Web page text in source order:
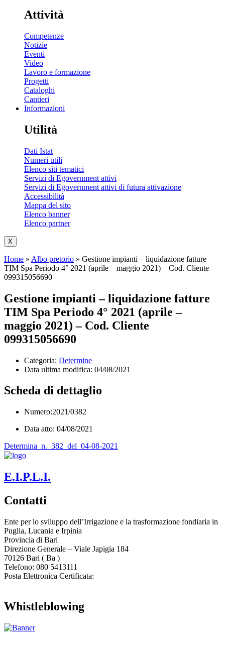
Attività
Competenze
Notizie
Eventi
Video
Lavoro e formazione
Progetti
Cataloghi
Cantieri
Informazioni
Utilità
Dati Istat
Numeri utili
Elenco siti tematici
Servizi di Egovernment attivi
Servizi di Egovernment attivi di futura attivazione
Accessibilità
Mappa del sito
Elenco banner
Elenco partner
X
Home » Albo pretorio » Gestione impianti – liquidazione fatture
TIM Spa Periodo 4° 2021 (aprile – maggio 2021) – Cod. Cliente
099315056690
Gestione impianti – liquidazione fatture
TIM Spa Periodo 4° 2021 (aprile –
maggio 2021) – Cod. Cliente
099315056690
Categoria: Determine
Data ultima modifica: 04/08/2021
Scheda di dettaglio
Numero:2021/0382
Data atto: 04/08/2021
Determina_n._382_del_04-08-2021
E.I.P.L.I.
Contatti
Ente per lo sviluppo dell’Irrigazione e la trasformazione fondiaria in
Puglia, Lucania e Irpinia
Provincia di Bari
Direzione Generale – Viale Japigia 184
70126 Bari ( Ba )
Telefono: 080 5413111
Posta Elettronica Certificata:
Whistleblowing